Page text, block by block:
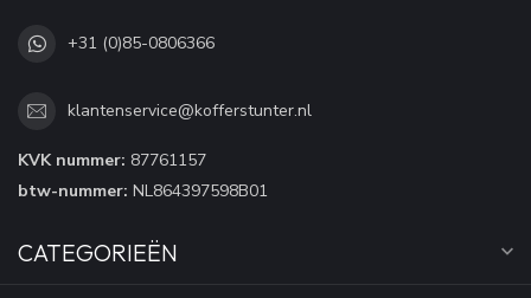
+31 (0)85-0806366
klantenservice@kofferstunter.nl
KVK nummer: 87761157
btw-nummer: NL864397598B01
CATEGORIEËN